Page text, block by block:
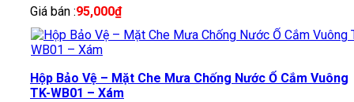
Giá bán :95,000₫
Hộp Bảo Vệ – Mặt Che Mưa Chống Nước Ổ Cắm Vuông
TK-WB01 – Xám